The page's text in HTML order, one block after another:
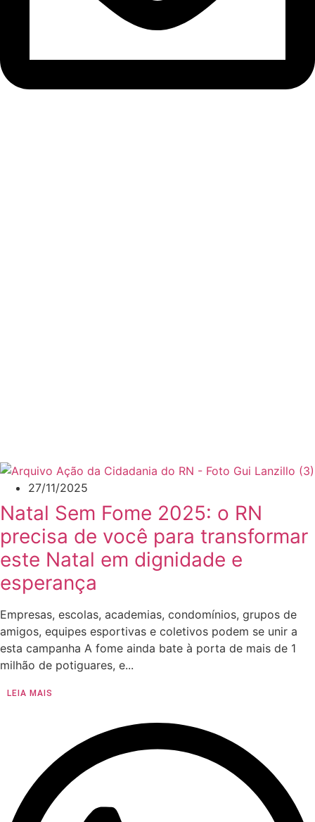
27/11/2025
Natal Sem Fome 2025: o RN
precisa de você para transformar
este Natal em dignidade e
esperança
Empresas, escolas, academias, condomínios, grupos de
amigos, equipes esportivas e coletivos podem se unir a
esta campanha A fome ainda bate à porta de mais de 1
milhão de potiguares, e...
LEIA MAIS